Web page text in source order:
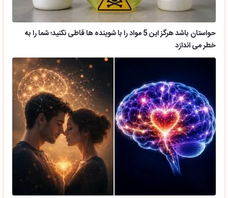
حواستان باشد هرگز این 5 مواد را با شوینده ها قاطی نکنید؛ شما را به
خطر می اندازد